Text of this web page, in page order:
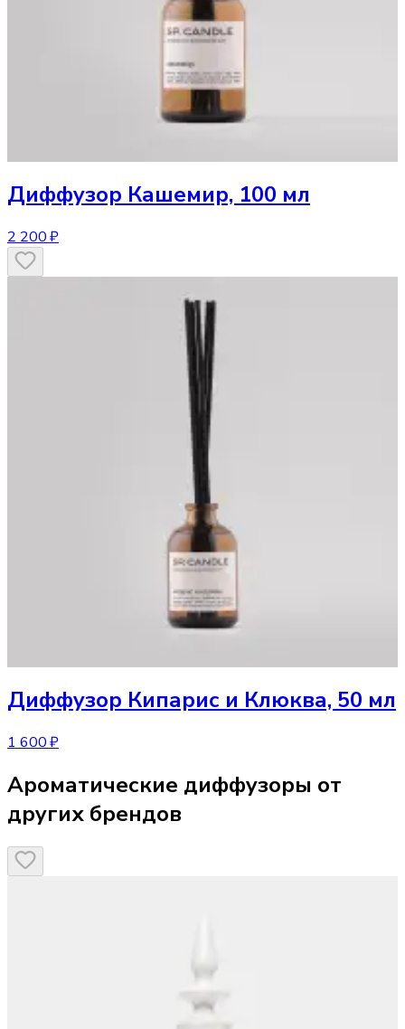
Диффузор Кашемир, 100 мл
2 200 ₽
Диффузор Кипарис и Клюква, 50 мл
1 600 ₽
Ароматические диффузоры от
других брендов